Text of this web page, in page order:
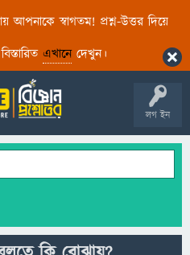
আপনাকে স্বাগতম! প্রশ্ন-উত্তর দিয়ে
এখানেদেখুন।
লগ ইন